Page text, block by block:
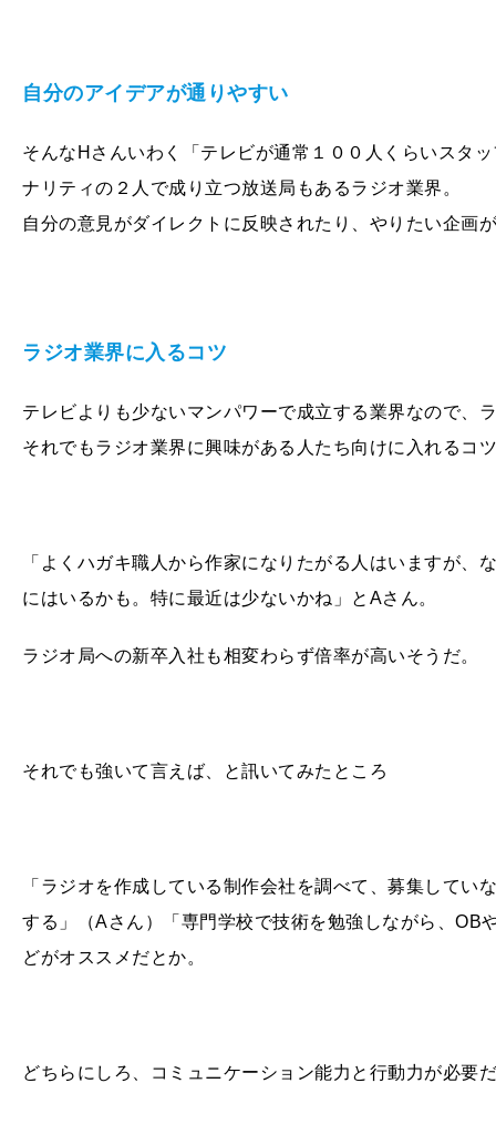
自分のアイデアが通りやすい
そんなHさんいわく「テレビが通常１００人くらいスタ
ナリティの２人で成り立つ放送局もあるラジオ業界。
自分の意見がダイレクトに反映されたり、やりたい企画
ラジオ業界に入るコツ
テレビよりも少ないマンパワーで成立する業界なので、
それでもラジオ業界に興味がある人たち向けに入れるコ
「よくハガキ職人から作家になりたがる人はいますが
にはいるかも。特に最近は少ないかね」とAさん。
ラジオ局への新卒入社も相変わらず倍率が高いそうだ。
それでも強いて言えば、と訊いてみたところ
「ラジオを作成している制作会社を調べて、募集して
する」（Aさん）「専門学校で技術を勉強しながら、OB
どがオススメだとか。
どちらにしろ、コミュニケーション能力と行動力が必要